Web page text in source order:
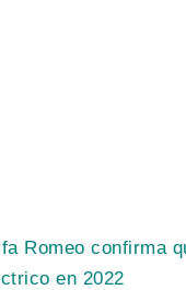
Romeo confirma
en 2022